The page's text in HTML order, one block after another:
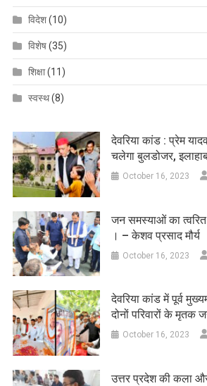
विदेश(10)
विशेष(35)
शिक्षा(11)
स्वस्थ(8)
देवरिया कांड : प्रेम
चलेगा बुलडोजर,
October 16, 2023
जन समस्याओं का त्वरित
। – केशव प्रसाद मौर्य
October 16, 2023
देवरिया कांड में पूर्व
दोनों परिवारों के मृतक
October 16, 2023
उत्तर प्रदेश की कला